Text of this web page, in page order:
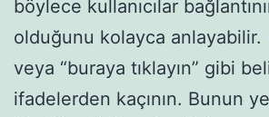
böylece kullanıcılar
olduğunu kolayca anlayabilir.
veya “buraya tıklayın” gibi
ifadelerden kaçının. Bunun